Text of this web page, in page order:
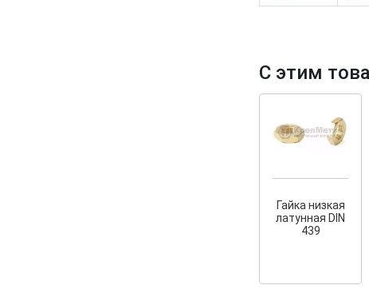
С этим
Гайка низкая
латунная DIN
439